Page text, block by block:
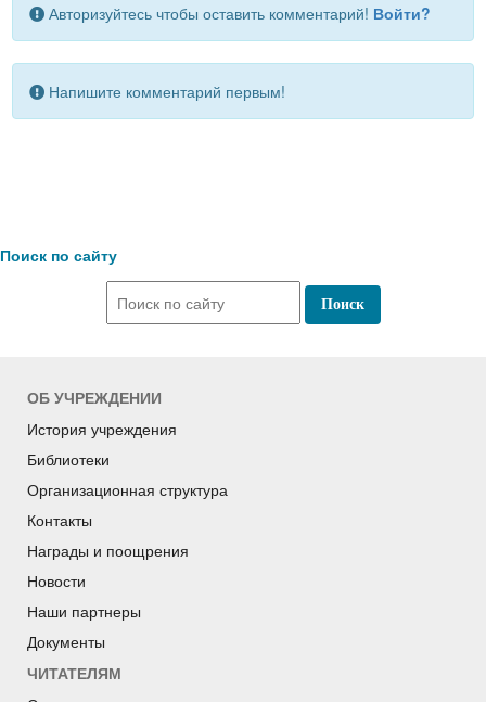
Авторизуйтесь чтобы оставить комментарий! Войти?
Напишите комментарий первым!
Поиск по сайту
ОБ УЧРЕЖДЕНИИ
История учреждения
Библиотеки
Организационная структура
Контакты
Награды и поощрения
Новости
Наши партнеры
Документы
ЧИТАТЕЛЯМ